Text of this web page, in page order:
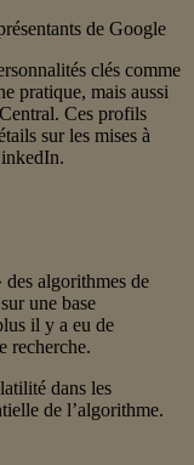
de Google
clés comme
pratique, mais aussi
Ces profils
sur les mises à
algorithmes de
une base
il y a eu de
recherche.
dans les
de l’algorithme.